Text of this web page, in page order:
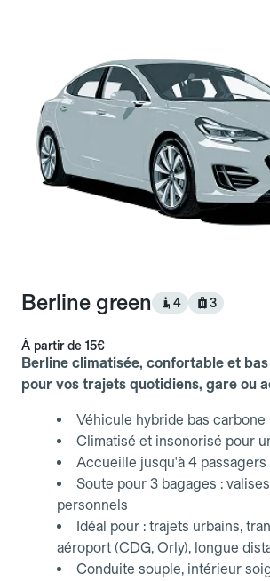
Berline green 4 3
À partir de 15€
Berline climatisée, confortable et
pour vos trajets quotidiens, gare ou
Véhicule hybride bas carbone
Climatisé et insonorisé pour
Accueille jusqu'à 4
Soute pour 3 bagages :
personnels
Idéal pour : trajets urbains,
aéroport (CDG, Orly), longue
Conduite souple, intérieur